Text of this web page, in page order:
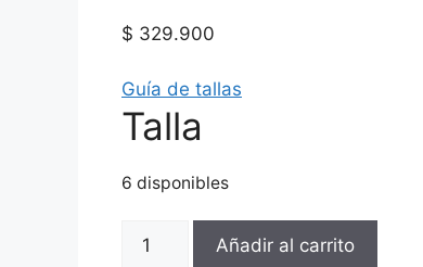
$ 329.900
Guía de tallas
Talla
6 disponibles
CLUB-
Añadir al carrito